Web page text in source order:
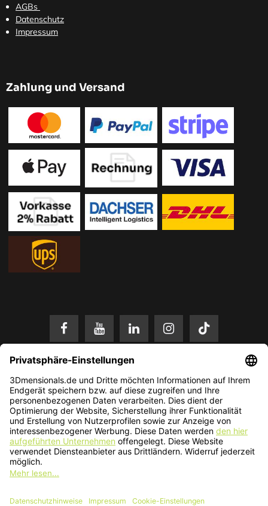
AGBs
Datenschutz
Impressum
Zahlung und Versand
* Alle Preise in EUR inkl. gesetzl. Mehrwertsteuer zzgl. Versandkosten.
Änderungen und Irrtümer vorbehalten. Nur solange der Vorrat reicht.
© 2026 3Dmensionals / PONTIALIS GmbH & Co. KG - All Rights Reserved.​
Kundenbewertung